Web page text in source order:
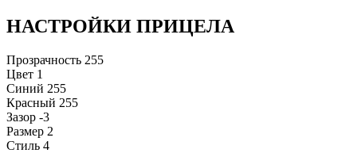
НАСТРОЙКИ ПРИЦЕЛА
Прозрачность 255
Цвет 1
Синий 255
Красный 255
Зазор -3
Размер 2
Стиль 4